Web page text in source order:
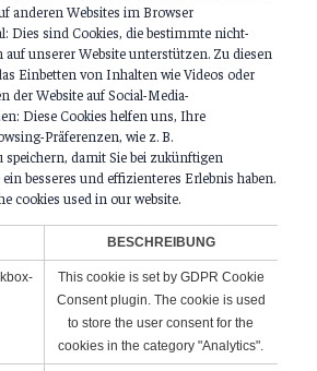
anderen Websites im Browser
Dies sind Cookies, die bestimmte nicht-
unserer Website unterstützen. Zu diesen
Einbetten von Inhalten wie Videos oder
der Website auf Social-Media-
Diese Cookies helfen uns, Ihre
Präferenzen, wie z. B.
speichern, damit Sie bei zukünftigen
besseres und effizienteres Erlebnis haben.
cookies used in our website.
BESCHREIBUNG
This cookie is set by GDPR Cookie
Consent plugin. The cookie is used
to store the user consent for the
cookies in the category "Analytics".